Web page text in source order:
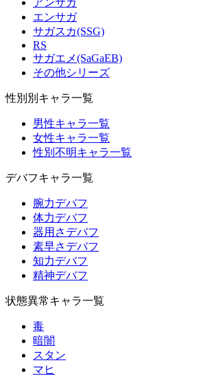
アンサガ
エンサガ
サガスカ(SSG)
RS
サガエメ(SaGaEB)
その他シリーズ
性別別キャラ一覧
男性キャラ一覧
女性キャラ一覧
性別不明キャラ一覧
デバフキャラ一覧
腕力デバフ
体力デバフ
器用さデバフ
素早さデバフ
知力デバフ
精神デバフ
状態異常キャラ一覧
毒
暗闇
スタン
マヒ